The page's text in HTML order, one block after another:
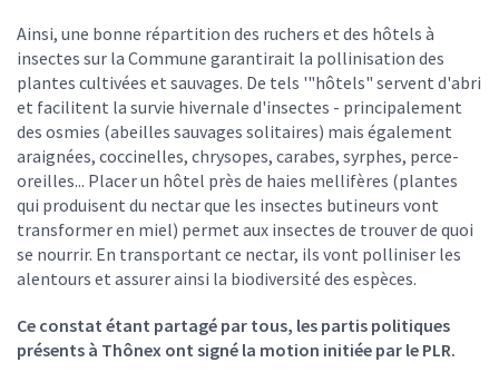
Ainsi, une bonne répartition des ruchers et des hôtels à
insectes sur la Commune garantirait la pollinisation des
plantes cultivées et sauvages. De tels '"hôtels" servent d'abri
et facilitent la survie hivernale d'insectes - principalement
des osmies (abeilles sauvages solitaires) mais également
araignées, coccinelles, chrysopes, carabes, syrphes, perce-
oreilles... Placer un hôtel près de haies mellifères (plantes
qui produisent du nectar que les insectes butineurs vont
transformer en miel) permet aux insectes de trouver de quoi
se nourrir. En transportant ce nectar, ils vont polliniser les
alentours et assurer ainsi la biodiversité des espèces.
Ce constat étant partagé par tous, les partis politiques
présents à Thônex ont signé la motion initiée par le PLR.